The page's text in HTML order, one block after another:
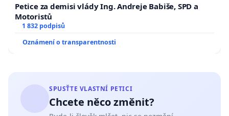
Petice za demisi vlády Ing. Andreje Babiše, SPD a
Motoristů
1 832 podpisů
Oznámení o transparentnosti
SPUSŤTE VLASTNÍ PETICI
Chcete něco změnit?